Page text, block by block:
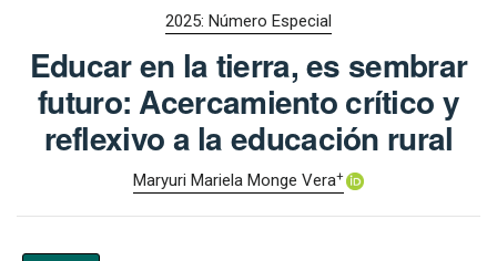
2025: Número Especial
Educar en la tierra, es sembrar
futuro: Acercamiento crítico y
reflexivo a la educación rural
Maryuri Mariela Monge Vera+